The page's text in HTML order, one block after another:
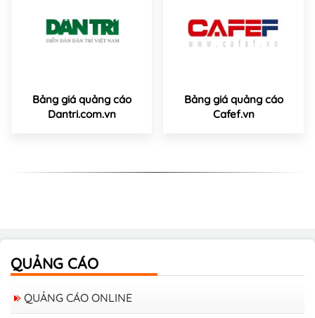
Bảng giá quảng cáo
Dantri.com.vn
Bảng giá quảng cáo
Cafef.vn
QUẢNG CÁO
QUẢNG CÁO ONLINE